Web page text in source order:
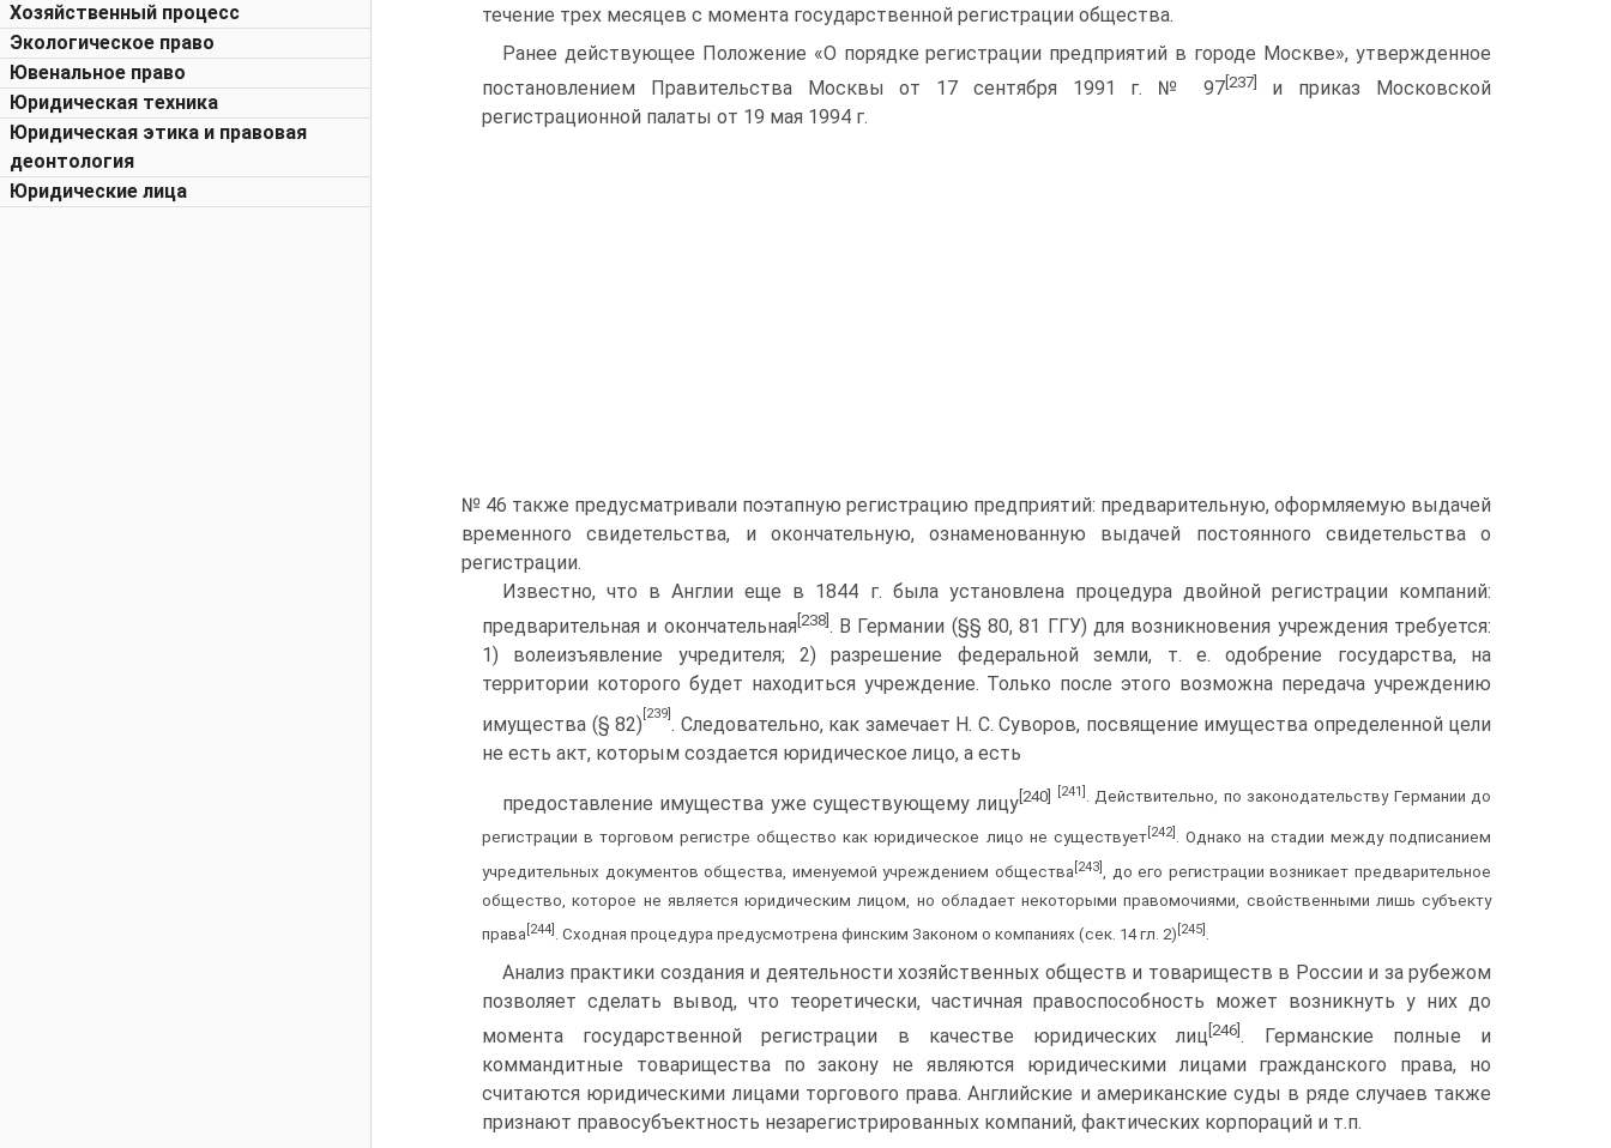
Хозяйственный процесс
Экологическое право
Ювенальное право
Юридическая техника
Юридическая этика и правовая
деонтология
Юридические лица
течение трех месяцев с момента го­сударственной регистрации общества.
Ранее действующее Положение «О порядке регистрации предприятий в городе Москве», утвержденное
постановлением Правительства Москвы от 17 сентября 1991 г. № 97[237]
и приказ Московской
регистрационной пала­ты от 19 мая 1994 г.
№ 46 также предусматривали поэтапную регистрацию предприятий: предварительную, оформляемую выдачей
временного свиде­тельства, и окончательную, ознаменованную выдачей постоянного свиде­тельства о
регистрации.
Известно, что в Англии еще в 1844 г. была установлена процедура двойной регистрации компаний:
предварительная и окончательная [238] . В Германии (§§ 80, 81 ГГУ) для возникновения учреждения требуется:
1) во­леизъявление учредителя; 2) разрешение федеральной земли, т. е. одобре­ние государства, на
территории которого будет находиться учреждение. Только после этого возможна передача учреждению
имущества (§ 82)
[239]
. Следовательно, как замечает Н. С. Суворов, посвящение имущества опре­деленной цели
не есть акт, которым создается юридическое лицо, а есть
предоставление имущества уже существующему лицу[240] [241] . Действительно, по законодательству Германии до
регистрации в торговом регистре общество как юридическое лицо не существует[242] . Однако на стадии между подписа­нием
учредительных документов общества, именуемой учреждением об­щества [243]
, до его регистрации возникает предварительное
общество, кото­рое не является юридическим лицом, но обладает некоторыми правомо­чиями, свойственными лишь субъекту
права [244] . Сходная процедура преду­смотрена финским Законом о компаниях (сек. 14 гл. 2) [245] .
Анализ практики создания и деятельности хозяйственных обществ и то­вариществ в России и за рубежом
позволяет сделать вывод, что теоретически, частичная правоспособность может возникнуть у них до
момента государст­венной регистрации в качестве юридических лиц[246] . Германские полные и
коммандитные товарищества по закону не являются юридическими лицами гражданского права, но
считаются юридическими лицами торгового права. Английские и американские суды в ряде случаев также
признают правосубъ­ектность незарегистрированных компаний, фактических корпораций и т.п.